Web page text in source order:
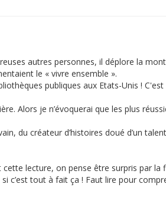
autres personnes, il déplore la
le « vivre ensemble ».
publiques aux Etats-Unis !
Alors je n’évoquerai que les plus
du créateur d’histoires doué d’un
lecture, on pense être surpris par la
c’est tout à fait ça ! Faut lire pour